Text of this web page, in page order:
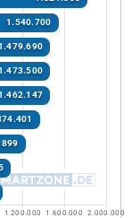
1.540.700
1.200.000 1.600.000 2.000.000